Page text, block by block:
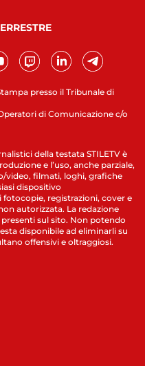
presso il Tribunale di
di Comunicazione c/o
della testata STILETV è
e l’uso, anche parziale,
video, filmati, loghi, grafiche
dispositivo
registrazioni, cover e
autorizzata. La redazione
sul sito. Non potendo
disponibile ad eliminarli su
offensivi e oltraggiosi.